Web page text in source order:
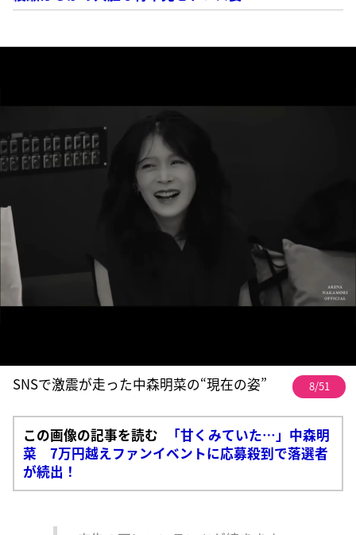
SNSで激震が走った中森明菜の“現在の姿” 8/51
この画像の記事を読む
「甘くみていた…」中森明
菜 7万円越えファンイベントに応募殺到で落選者
が続出！